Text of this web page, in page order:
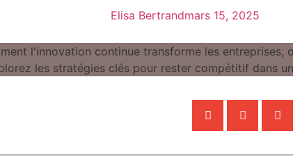
Elisa Bertrandmars 15, 2025